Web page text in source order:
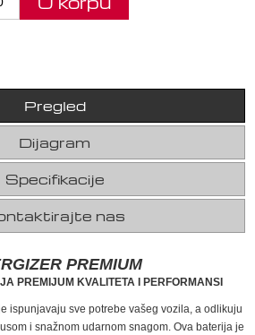
Pregled
Dijagram
Specifikacije
nas
PREMIUM
PREMIJUM KVALITETA I PERFORMANSI
ispunjavaju sve potrebe vašeg vozila, a odlikuju
i snažnom udarnom snagom. Ova baterija je